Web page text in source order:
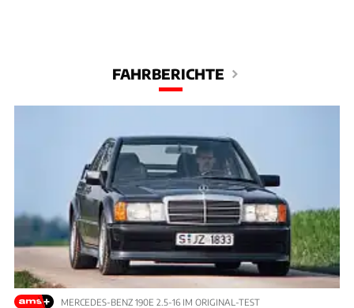
FAHRBERICHTE
MERCEDES-BENZ 190E 2.5-16 IM ORIGINAL-TEST